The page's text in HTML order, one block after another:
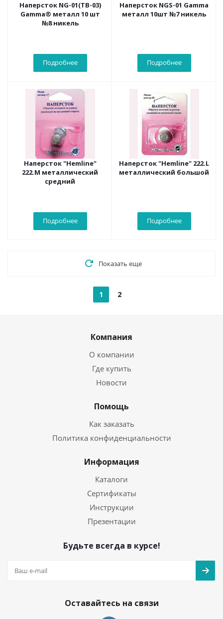
Наперсток NG-01(TB-03)
Gamma® металл 10 шт
№8 никель
Подробнее
Наперсток NGS-01 Gamma
металл 10шт №7 никель
Подробнее
Наперсток "Hemline"
222.M металлический
средний
Подробнее
Наперсток "Hemline" 222.L
металлический большой
Подробнее
Показать еще
1 2
Компания
О компании
Где купить
Новости
Помощь
Как заказать
Политика конфиденциальности
Информация
Каталоги
Сертификаты
Инструкции
Презентации
Будьте всегда в курсе!
Оставайтесь на связи